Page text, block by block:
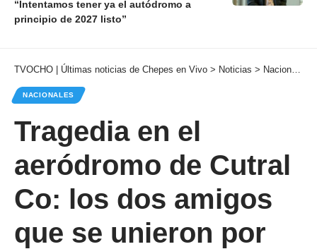
“Intentamos tener ya el autódromo a
principio de 2027 listo”
TVOCHO | Últimas noticias de Chepes en Vivo > Noticias > Nacionales
NACIONALES
Tragedia en el
aeródromo de Cutral
Co: los dos amigos
que se unieron por